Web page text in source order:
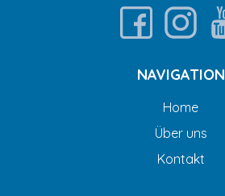
NAVIGATION
Home
Über uns
Kontakt